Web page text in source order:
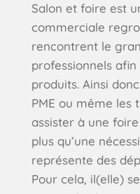
Salon et foire est
commerciale
rencontrent le
professionnels
produits. Ainsi
PME ou même les
assister à une
plus qu’une
représente des
Pour cela, il(elle)